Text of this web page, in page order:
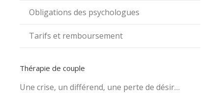
Obligations des psychologues
Tarifs et remboursement
Thérapie de couple
Une crise, un différend, une perte de désir…